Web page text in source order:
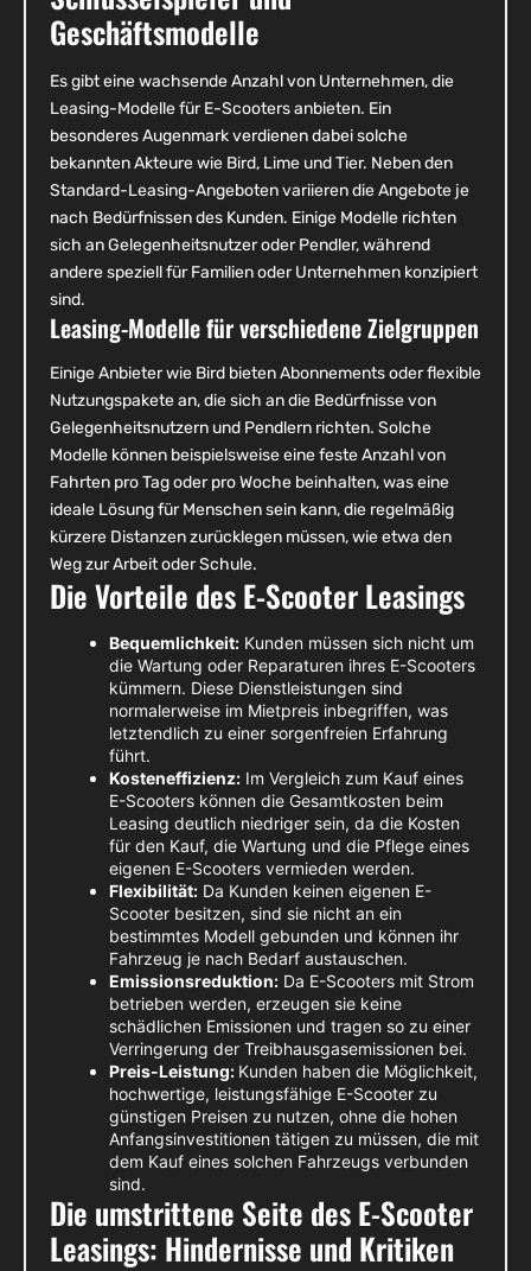
Geschäftsmodelle
Es gibt eine wachsende Anzahl von Unternehmen, die
Leasing-Modelle für E-Scooters anbieten. Ein
besonderes Augenmark verdienen dabei solche
bekannten Akteure wie Bird, Lime und Tier. Neben den
Standard-Leasing-Angeboten variieren die Angebote je
nach Bedürfnissen des Kunden. Einige Modelle richten
sich an Gelegenheitsnutzer oder Pendler, während
andere speziell für Familien oder Unternehmen konzipiert
sind.
Leasing-Modelle für verschiedene Zielgruppen
Einige Anbieter wie Bird bieten Abonnements oder flexible
Nutzungspakete an, die sich an die Bedürfnisse von
Gelegenheitsnutzern und Pendlern richten. Solche
Modelle können beispielsweise eine feste Anzahl von
Fahrten pro Tag oder pro Woche beinhalten, was eine
ideale Lösung für Menschen sein kann, die regelmäßig
kürzere Distanzen zurücklegen müssen, wie etwa den
Weg zur Arbeit oder Schule.
Die Vorteile des E-Scooter Leasings
Bequemlichkeit: Kunden müssen sich nicht um
die Wartung oder Reparaturen ihres E-Scooters
kümmern. Diese Dienstleistungen sind
normalerweise im Mietpreis inbegriffen, was
letztendlich zu einer sorgenfreien Erfahrung
führt.
Kosteneffizienz: Im Vergleich zum Kauf eines
E-Scooters können die Gesamtkosten beim
Leasing deutlich niedriger sein, da die Kosten
für den Kauf, die Wartung und die Pflege eines
eigenen E-Scooters vermieden werden.
Flexibilität: Da Kunden keinen eigenen E-
Scooter besitzen, sind sie nicht an ein
bestimmtes Modell gebunden und können ihr
Fahrzeug je nach Bedarf austauschen.
Emissionsreduktion: Da E-Scooters mit Strom
betrieben werden, erzeugen sie keine
schädlichen Emissionen und tragen so zu einer
Verringerung der Treibhausgasemissionen bei.
Preis-Leistung: Kunden haben die Möglichkeit,
hochwertige, leistungsfähige E-Scooter zu
günstigen Preisen zu nutzen, ohne die hohen
Anfangsinvestitionen tätigen zu müssen, die mit
dem Kauf eines solchen Fahrzeugs verbunden
sind.
Die umstrittene Seite des E-Scooter
Leasings: Hindernisse und Kritiken